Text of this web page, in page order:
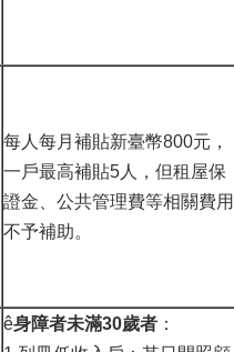
每人每月補貼新臺幣800元，
一戶最高補貼5人，但租屋保
證金、公共管理費等相關費用
不予補助。
ê身障者未滿30歲者 ：